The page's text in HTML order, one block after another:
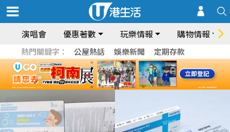
演唱會 優惠著數 玩樂情報 購物情報
熱門關鍵字： 公屋熱話 娛樂新聞 定期存款